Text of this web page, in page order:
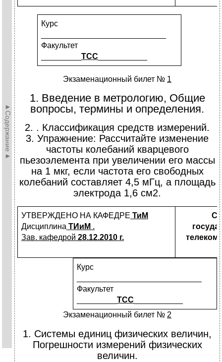
►Содержание►
Курс
Факультет
ТСС
Экзаменационный билет № 1
1. Введение в метрологию, Общие
вопросы, термины и определения.
2. . Классификация средств измерений.
3. Упражнение: Рассчитайте изменение
частоты колебаний кварцевого
пьезоэлемента при увеличении его массы
на 1 мкг, если частота его свободных
колебаний составляет 4,5 мГц, а площадь
электрода 1,6 см2.
УТВЕРЖДЕНО НА КАФЕДРЕ ТиМ
Дисциплина ТИиМ .
Зав. кафедрой 28.12.2010 г.
Курс
Факультет
ТСС
Экзаменационный билет № 2
1. Системы единиц физических величин,
Погрешности измерений физических
величин.